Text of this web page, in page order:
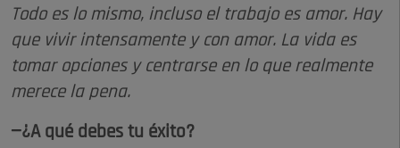
Todo es lo mismo, incluso el trabajo es amor. Hay
que vivir intensamente y con amor. La vida es
tomar opciones y centrarse en lo que realmente
merece la pena.
—¿A qué debes tu éxito?